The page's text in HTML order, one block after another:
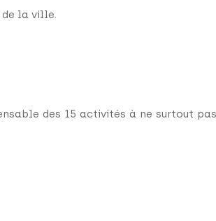
de la ville.
des 15 activités à ne surtout pas